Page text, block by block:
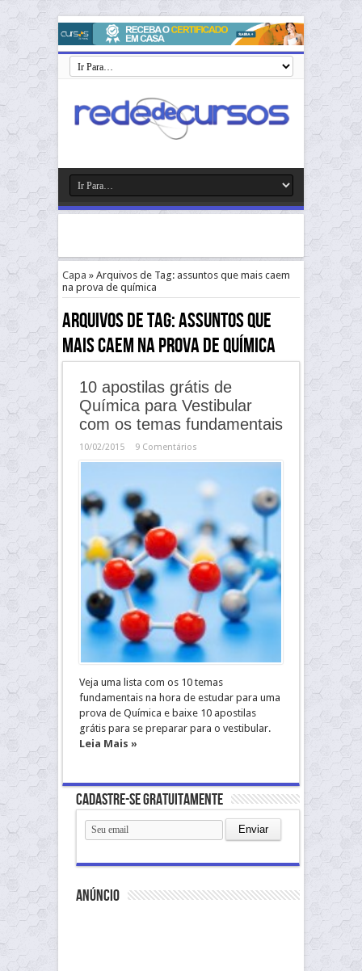
Capa » Arquivos de Tag: assuntos que mais caem
na prova de química
Arquivos de Tag:assuntos que
mais caem na prova de química
10 apostilas grátis de
Química para Vestibular
com os temas fundamentais
10/02/2015 9 Comentários
Veja uma lista com os 10 temas
fundamentais na hora de estudar para uma
prova de Química e baixe 10 apostilas
grátis para se preparar para o vestibular.
Leia Mais »
Cadastre-se gratuitamente
anúncio